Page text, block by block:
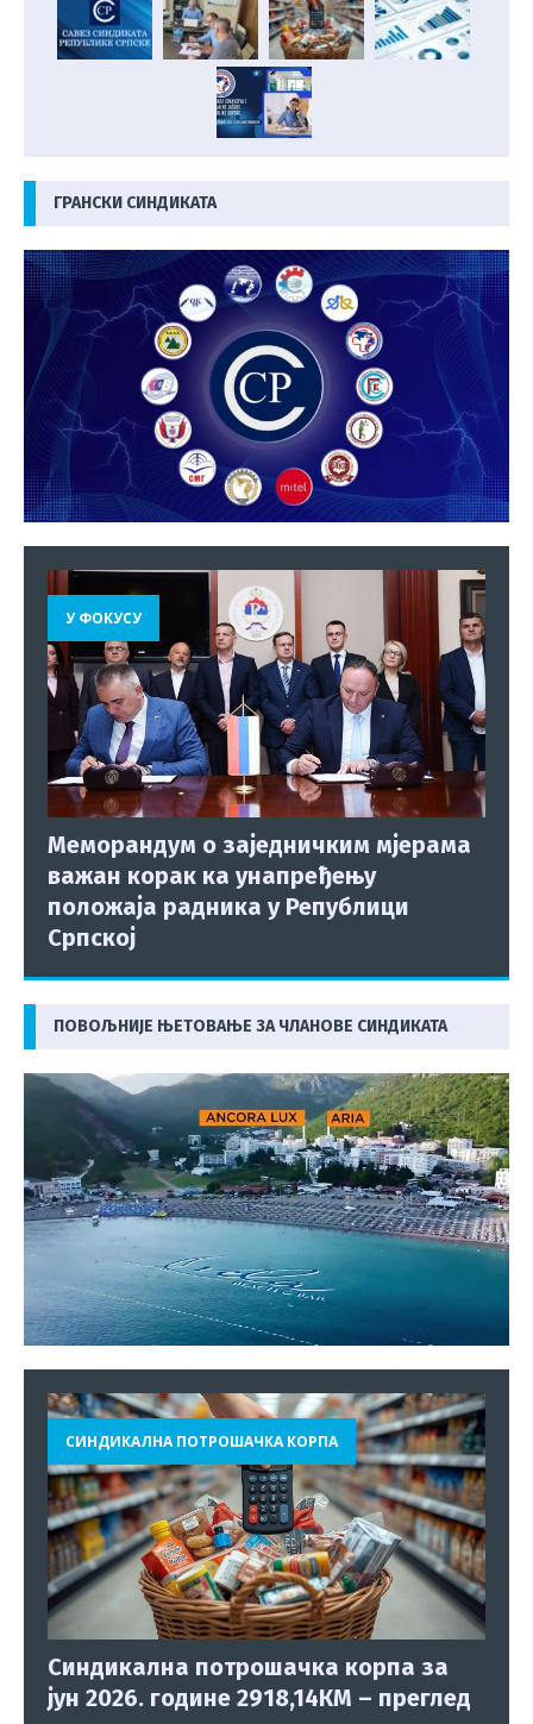
ГРАНСКИ СИНДИКАТА
У ФОКУСУ
Меморандум о заједничким мјерама
важан корак ка унапређењу
положаја радника у Републици
Српској
ПОВОЉНИЈЕ ЊЕТОВАЊЕ ЗА ЧЛАНОВЕ СИНДИКАТА
СИНДИКАЛНА ПОТРОШАЧКА КОРПА
Синдикална потрошачка корпа за
јун 2026. године 2918,14КМ – преглед